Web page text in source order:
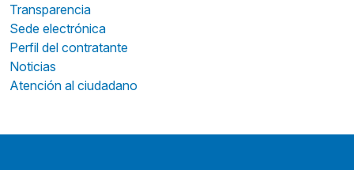
Transparencia
Sede electrónica
Perfil del contratante
Noticias
Atención al ciudadano